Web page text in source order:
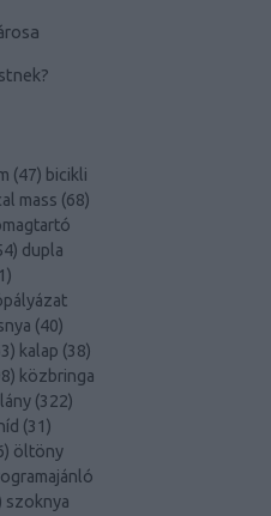
(47) bicikli
mass (68)
) dupla
)
(40)
) kalap (38)
) közbringa
lány (322)
(31)
) öltöny
szoknya